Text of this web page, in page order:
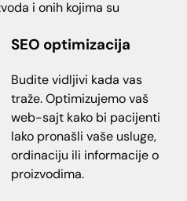
i onih kojima su
SEO optimizacija
Budite vidljivi kada vas
traže. Optimizujemo vaš
web-sajt kako bi pacijenti
lako pronašli vaše usluge,
ordinaciju ili informacije o
proizvodima.